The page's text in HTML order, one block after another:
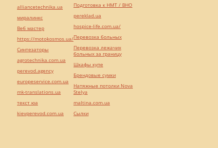
alliancetechnika.ua
миралинкс
Веб мастер
https://motokosmos.ua/
Синтезаторы
agrotechnika.com.ua
perevod.agency
europeservice.com.ua
mk-translations.ua
текст юа
kievperevod.com.ua
Подготовка к НМТ / ВНО
pereklad.ua
hospice-life.com.ua/
Перевозка больных
Перевозка лежачих
больных за границу
Шкафы купе
Брендовые сумки
Натяжные потолки Nova
Stelya
maltina.com.ua
Cылки